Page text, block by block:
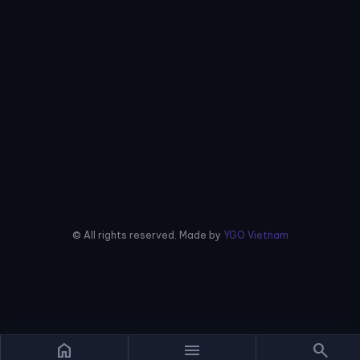
home menu search
© All rights reserved. Made by YGO Vietnam